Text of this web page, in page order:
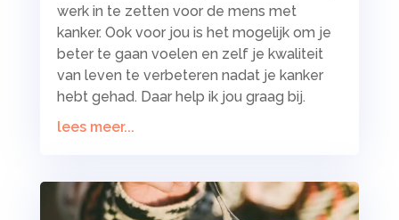
werk in te zetten voor de mens met
kanker. Ook voor jou is het mogelijk om je
beter te gaan voelen en zelf je kwaliteit
van leven te verbeteren nadat je kanker
hebt gehad. Daar help ik jou graag bij.
lees meer...